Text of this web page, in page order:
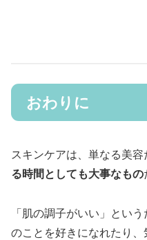
おわりに
スキンケアは、単なる美容
る時間としても大事なもの
「肌の調子がいい」とい
のことを好きになれたり、